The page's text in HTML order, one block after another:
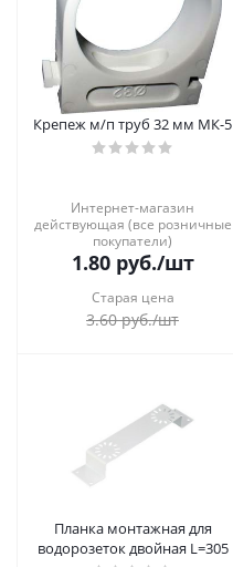
Крепеж м/п труб 32 мм МК-5
Интернет-магазин
действующая (все розничные
покупатели)
1.80руб./шт
Старая цена
3.60руб./шт
Планка монтажная для
водорозеток двойная L=305